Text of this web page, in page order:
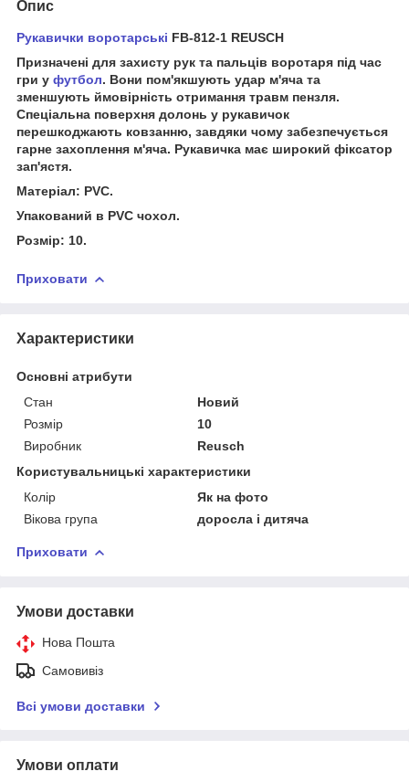
Опис
Рукавички воротарські FB-812-1 REUSCH
Призначені для захисту рук та пальців воротаря під час
гри у футбол. Вони пом'якшують удар м'яча та
зменшують ймовірність отримання травм пензля.
Спеціальна поверхня долонь у рукавичок
перешкоджають ковзанню, завдяки чому забезпечується
гарне захоплення м'яча. Рукавичка має широкий фіксатор
зап'ястя.
Матеріал: PVC.
Упакований в PVC чохол.
Розмір: 10.
Приховати
Характеристики
Основні атрибути
Стан
Новий
Розмір
10
Виробник
Reusch
Користувальницькі характеристики
Колір
Як на фото
Вікова група
доросла і дитяча
Приховати
Умови доставки
Нова Пошта
Самовивіз
Всі умови доставки
Умови оплати